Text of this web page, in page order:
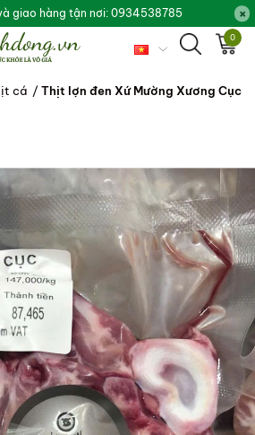
giao hàng tận nơi: 0934538785
0
cá / Thịt lợn đen Xứ Mường Xương Cục